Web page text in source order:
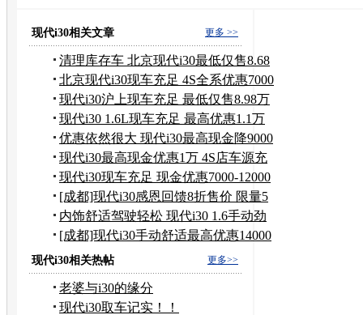
更多 >>
现代i30相关文章
清理库存车 北京现代i30最低仅售8.68
万
北京现代i30现车充足 4S全系优惠7000
元
现代i30沪上现车充足 最低仅售8.98万
现代i30 1.6L现车充足 最高优惠1.1万
元
优惠依然很大 现代i30最高现金降9000
元
现代i30最高现金优惠1万 4S店车源充
足
现代i30现车充足 现金优惠7000-12000
元
[成都]现代i30感恩回馈8折售价 限量5
台
内饰舒适驾驶轻松 现代i30 1.6手动劲
享
[成都]现代i30手动舒适最高优惠14000
元
更多>>
现代i30相关热帖
老婆与i30的缘分
现代i30取车记实！！